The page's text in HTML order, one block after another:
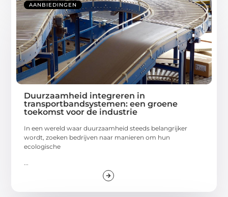
AANBIEDINGEN
Duurzaamheid integreren in
transportbandsystemen: een groene
toekomst voor de industrie
In een wereld waar duurzaamheid steeds belangrijker
wordt, zoeken bedrijven naar manieren om hun
ecologische
...